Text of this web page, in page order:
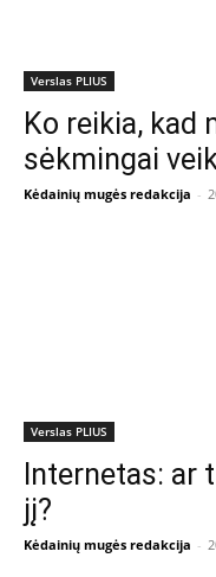
Verslas PLIUS
Ko reikia, kad
sėkmingai
Kėdainių mugės redakcija -
Verslas PLIUS
Internetas: ar
jį?
Kėdainių mugės redakcija -